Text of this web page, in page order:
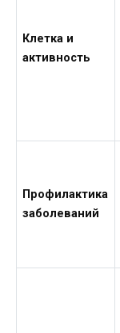
Клетка и
активность
Профилактика
заболеваний